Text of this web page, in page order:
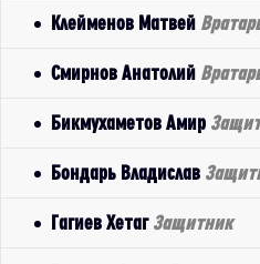
Клейменов Матвей
Смирнов Анатолий
Бикмухаметов Амир
Бондарь Владислав
Гагиев Хетаг Защитник